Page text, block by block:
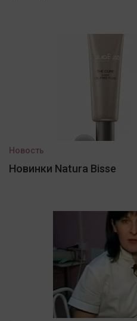
Новость
Новинки Natura Bisse